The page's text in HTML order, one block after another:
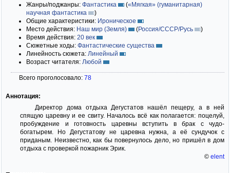
Жанры/поджанры: Фантастика («Мягкая» (гуманитарная)
научная фантастика
)
Общие характеристики: Ироническое
Место действия: Наш мир (Земля) (Россия/СССР/Русь
)
Время действия: 20 век
Сюжетные ходы: Фантастические существа
Линейность сюжета: Линейный
Возраст читателя: Любой
Всего проголосовало: 78
Аннотация:
Директор дома отдыха Дегустатов нашёл пещеру, а в ней
спящую царевну и ее свиту. Началось всё как полагается: поцелуй,
пробуждение и готовность царевны вступить в брак с чудо-
богатырем. Но Дегустатову не царевна нужна, а её сундучок с
приданым. Неизвестно, как бы повернулось дело, но пришёл в дом
отдыха с проверкой пожарник Эрик.
© elent